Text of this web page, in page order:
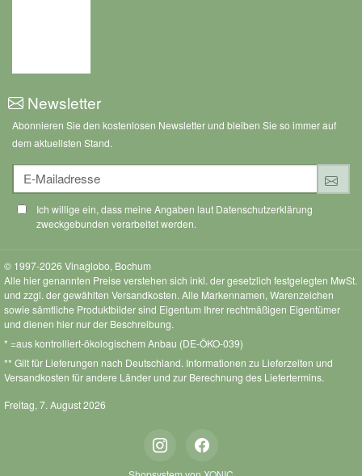
Newsletter
Abonnieren Sie den kostenlosen Newsletter und bleiben Sie so immer auf
dem aktuellsten Stand.
E-Mailadresse
Ich willige ein, dass meine Angaben laut Datenschutzerklärung
zweckgebunden verarbeitet werden.
© 1997-2026 Vinaglobo, Bochum
Alle hier genannten Preise verstehen sich inkl. der gesetzlich festgelegten MwSt.
und zzgl. der gewählten Versandkosten. Alle Markennamen, Warenzeichen
sowie sämtliche Produktbilder sind Eigentum Ihrer rechtmäßigen Eigentümer
und dienen hier nur der Beschreibung.
* =aus kontrolliert-ökologischem Anbau (DE-ÖKO-039)
** Gilt für Lieferungen nach Deutschland. Informationen zu Lieferzeiten und
Versandkosten für andere Länder und zur Berechnung des Liefertermins.
Freitag, 7. August 2026
InstagramFacebook